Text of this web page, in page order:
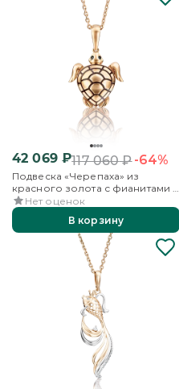
42 069₽117 060₽-64%
Подвеска «Черепаха» из
красного золота с фианитами и
эмалью
Нет оценок
В корзину